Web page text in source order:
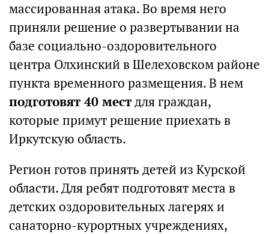
массированная атака. Во время него
приняли решение о развертывании на
базе социально-оздоровительного
центра Олхинский в Шелеховском районе
пункта временного размещения. В нем
подготовят 40 местдля граждан,
которые примут решение приехать в
Иркутскую область.
Регион готов принять детей из Курской
области. Для ребят подготовят места в
детских оздоровительных лагерях и
санаторно-курортных учреждениях,